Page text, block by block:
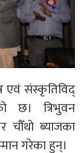
एवं संस्कृतिविद्
छ। त्रिभुवन
चौँथो ब्याजका
गरेका हुन्।